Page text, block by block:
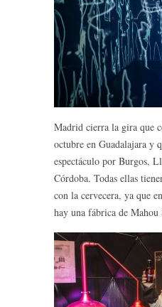
Madrid cierra la gira que
octubre en Guadalajara y
espectáculo por Burgos,
Córdoba. Todas ellas
con la cervecera, ya que
hay una fábrica de